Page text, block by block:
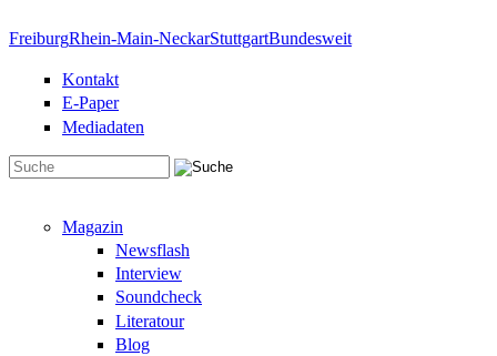
FreiburgRhein-Main-NeckarStuttgartBundesweit
Kontakt
E-Paper
Mediadaten
Magazin
Newsflash
Interview
Soundcheck
Literatour
Blog